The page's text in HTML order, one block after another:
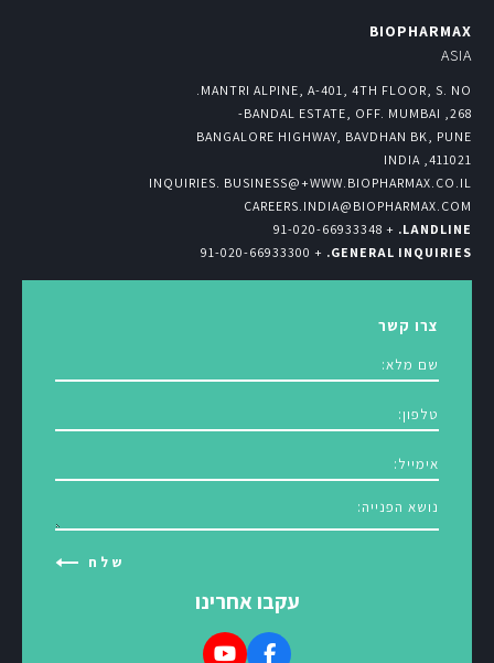
BIOPHARMAX
ASIA
MANTRI ALPINE, A-401, 4TH FLOOR, S. NO.
268, BANDAL ESTATE, OFF. MUMBAI-
BANGALORE HIGHWAY, BAVDHAN BK, PUNE
411021, INDIA
INQUIRIES. BUSINESS@+WWW.BIOPHARMAX.CO.IL
CAREERS.INDIA@BIOPHARMAX.COM
LANDLINE.
+ 91-020-66933348
GENERAL INQUIRIES.
+ 91-020-66933300
צרו קשר
עקבו אחרינו